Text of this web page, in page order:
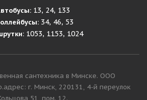
13, 24, 133
34, 46, 53
1053, 1153, 1024
сантехника в Минске. ООО
г. Минск, 220131, 4-й переулок